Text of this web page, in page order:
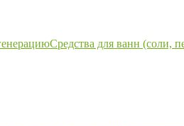
Средства для ванн (соли,